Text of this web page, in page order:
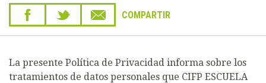
COMPARTIR
La presente Política de Privacidad informa sobre los
tratamientos de datos personales que CIFP ESCUELA